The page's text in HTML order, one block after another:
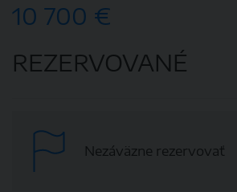
10 700 €
REZERVOVANÉ
Nezáväzne rezervovať